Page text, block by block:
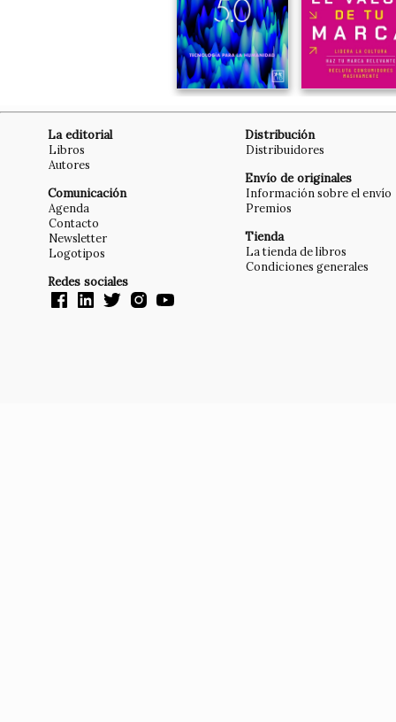
La editorial
Libros
Autores
Comunicación
Agenda
Contacto
Newsletter
Logotipos
Redes sociales
Distribución
Distribuidores
Envío de originales
Información sobre el envío
Premios
Tienda
La tienda de libros
Condiciones generales